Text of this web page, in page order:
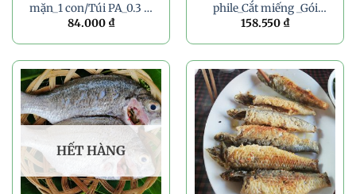
mặn_1 con/Túi PA_0.3 –
0.4kg
84.000 ₫
phile_Cắt miếng _Gói
350g
158.550 ₫
HẾT HÀNG